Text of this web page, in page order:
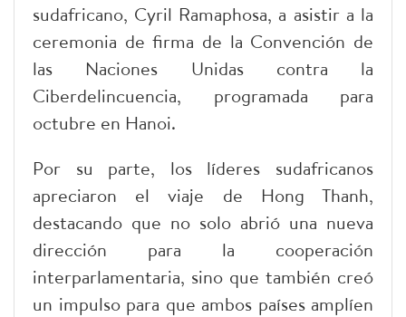
sudafricano, Cyril Ramaphosa, a asistir a la
ceremonia de firma de la Convención de
las Naciones Unidas contra la
Ciberdelincuencia, programada para
octubre en Hanoi.
Por su parte, los líderes sudafricanos
apreciaron el viaje de Hong Thanh,
destacando que no solo abrió una nueva
dirección para la cooperación
interparlamentaria, sino que también creó
un impulso para que ambos países amplíen